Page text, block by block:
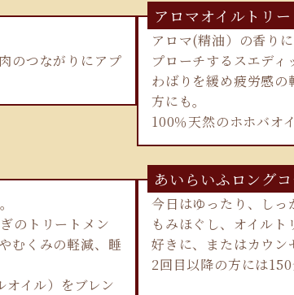
のつながりにアプ
アロマオイルトリ
アロマ(精油）の香り
プローチするスエデ
わばりを緩め疲労感
方にも。
100％天然のホホバオ
のトリートメン
むくみの軽減、睡
イル）をブレン
あいらいふロング
今日はゆったり、しっ
もみほぐし、オイル
好きに、またはカウン
2回目以降の方には150